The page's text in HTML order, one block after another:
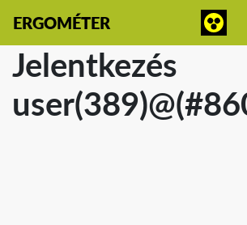
ERGOMÉTER
Jelentkezés